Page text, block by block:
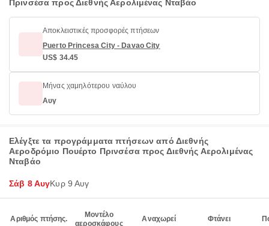
Πρινσέσα προς Διεθνής Αερολιμένας Νταβάο
Αποκλειστικές προσφορές πτήσεων
Puerto Princesa City - Davao City
US$ 34.45
Μήνας χαμηλότερου ναύλου
Αυγ
Ελέγξτε τα προγράμματα πτήσεων από Διεθνής
Αεροδρόμιο Πουέρτο Πρινσέσα προς Διεθνής Αερολιμένας
Νταβάο
Σάβ 8 ΑυγΚυρ 9 Αυγ
Αριθμός πτήσης.
Μοντέλο
αεροσκάφους
Αναχωρεί Φτάνει